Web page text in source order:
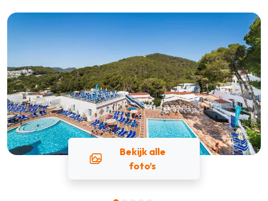
Bekijk alle
foto’s